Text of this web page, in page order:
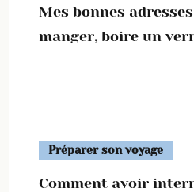
Mes bonnes
manger, boire un
Préparer son voyage
Comment avoir